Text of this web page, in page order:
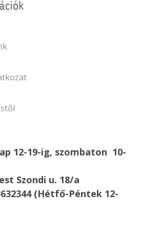
12-19-ig, szombaton 10-
Szondi u. 18/a
(Hétfő-Péntek 12-